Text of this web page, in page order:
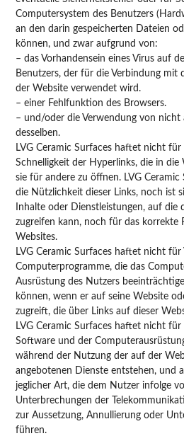
Computersystem des Benutzers
an den darin gespeicherten Dateien
können, und zwar aufgrund von:
– das Vorhandensein eines Virus auf
Benutzers, der für die Verbindung mit
der Website verwendet wird.
– einer Fehlfunktion des Browsers.
– und/oder die Verwendung von nicht
desselben.
LVG Ceramic Surfaces haftet nicht für
Schnelligkeit der Hyperlinks, die in
sie für andere zu öffnen. LVG
die Nützlichkeit dieser Links, noch ist
Inhalte oder Dienstleistungen, auf die
zugreifen kann, noch für das korrekte
Websites.
LVG Ceramic Surfaces haftet nicht für
Computerprogramme, die das
Ausrüstung des Nutzers
können, wenn er auf seine Website
zugreift, die über Links auf dieser
LVG Ceramic Surfaces haftet nicht für
Software und der
während der Nutzung der auf der
angebotenen Dienste entstehen, und
jeglicher Art, die dem Nutzer infolge
Unterbrechungen der
zur Aussetzung, Annullierung oder
führen.